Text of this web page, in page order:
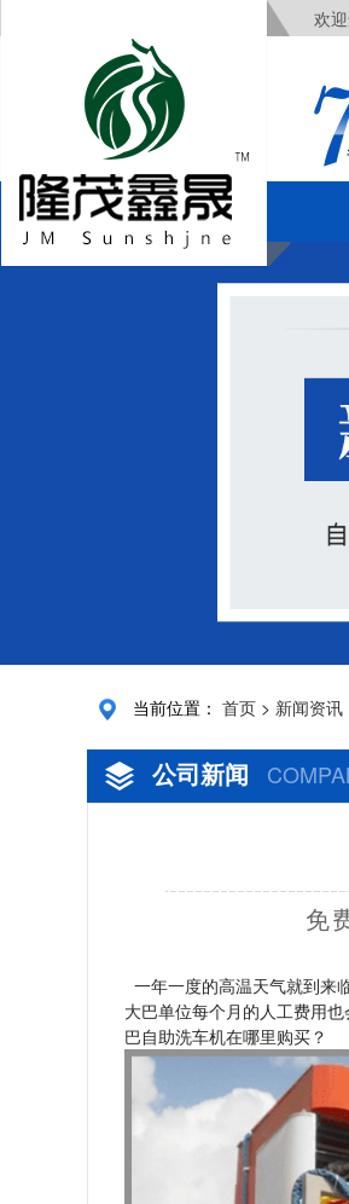
欢
当前位置： 首页 > 新闻资讯
公司新闻
免
一年一度的高温天气就到来
大巴单位每个月的人工费用
巴自助洗车机在哪里购买？